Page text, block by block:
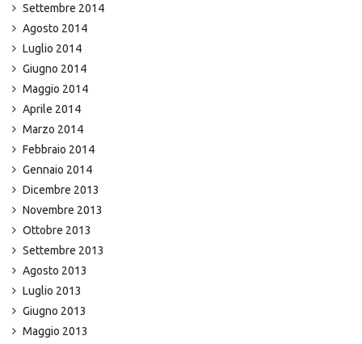
Settembre 2014
Agosto 2014
Luglio 2014
Giugno 2014
Maggio 2014
Aprile 2014
Marzo 2014
Febbraio 2014
Gennaio 2014
Dicembre 2013
Novembre 2013
Ottobre 2013
Settembre 2013
Agosto 2013
Luglio 2013
Giugno 2013
Maggio 2013